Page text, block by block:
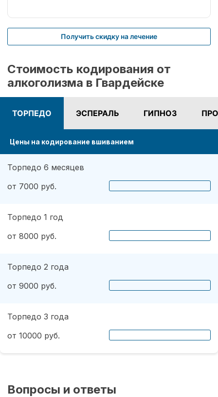
лечение. Врачом наркологом было подобрано
несколько начальных эффективных методик
для меня. Я завязал с приемом спиртных
конечно не обошлось.). На учете нигде не
состою. И вот срок кодировки уже прошел,
но я пить не хочу совсем. Я отказался от
употребления алкоголя навсегда. Спасибо!
Получить скидку на лечение
Стоимость кодирования от
алкоголизма в Гвардейске
ТОРПЕДО ЭСПЕРАЛЬ ГИПНОЗ
Цены на кодирование вшиванием
Торпедо 6 месяцев
от 7000 руб.
Торпедо 1 год
от 8000 руб.
Торпедо 2 года
от 9000 руб.
Торпедо 3 года
от 10000 руб.
Вопросы и ответы